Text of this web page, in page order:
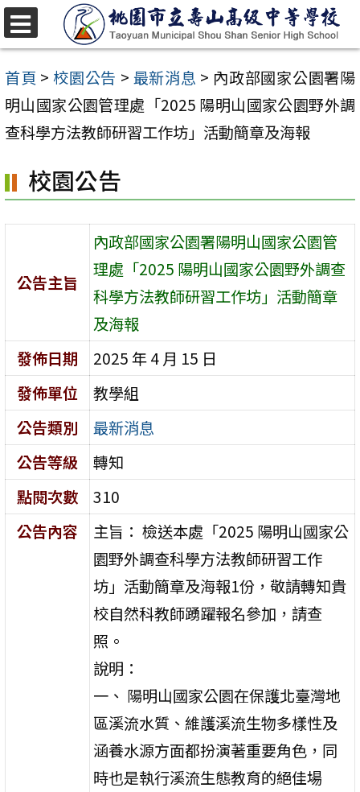
跳
至
主
要
內
區
首頁 > 校園公告 > 最新消息 > 內政部國家公園署陽
明山國家公園管理處「2025 陽明山國家公園野外調
查科學方法教師研習工作坊」活動簡章及海報
校園公告
公告主旨
內政部國家公園署陽明山國家公園管
理處「2025 陽明山國家公園野外調查
科學方法教師研習工作坊」活動簡章
及海報
發佈日期
2025 年 4 月 15 日
發佈單位
教學組
公告類別
最新消息
公告等級
轉知
點閱次數
310
公告內容
主旨： 檢送本處「2025 陽明山國家公
園野外調查科學方法教師研習工作
坊」活動簡章及海報1份，敬請轉知貴
校自然科教師踴躍報名參加，請查
照。
說明：
一、 陽明山國家公園在保護北臺灣地
區溪流水質、維護溪流生物多樣性及
涵養水源方面都扮演著重要角色，同
時也是執行溪流生態教育的絕佳場
選
單